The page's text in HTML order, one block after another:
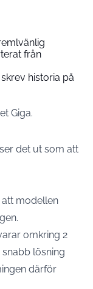
från
historia på
Giga.
det ut som att
att modellen
omkring 2
lösning
därför